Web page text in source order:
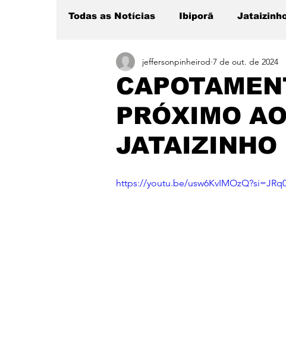
Todas as Notícias Ibiporã
Região Sertanópolis Destaque
PRÓXIMO
JATAIZINHO
jeffersonpinheirod 7 de out. de 2024
https://youtu.be/